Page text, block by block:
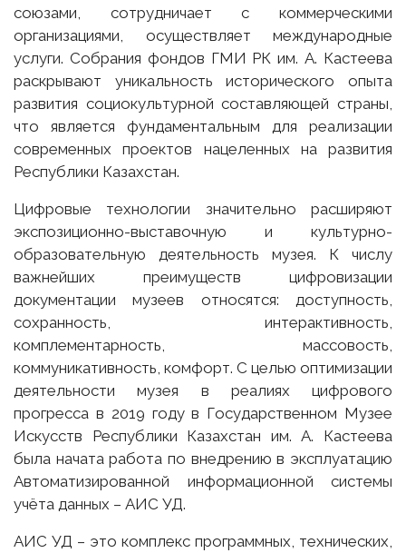
союзами, сотрудничает с коммерческими
организациями, осуществляет международные
услуги. Собрания фондов ГМИ РК им. А. Кастеева
раскрывают уникальность исторического опыта
развития социокультурной составляющей страны,
что является фундаментальным для реализации
современных проектов нацеленных на развития
Республики Казахстан.
Цифровые технологии значительно расширяют
экспозиционно-выставочную и культурно-
образовательную деятельность музея. К числу
важнейших преимуществ цифровизации
документации музеев относятся: доступность,
сохранность, интерактивность,
комплементарность, массовость,
коммуникативность, комфорт. С целью оптимизации
деятельности музея в реалиях цифрового
прогресса в 2019 году в Государственном Музее
Искусств Республики Казахстан им. А. Кастеева
была начата работа по внедрению в эксплуатацию
Автоматизированной информационной системы
учёта данных – АИС УД.
АИС УД – это комплекс программных, технических,